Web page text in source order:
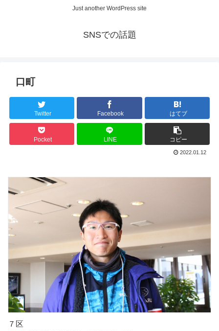
Just another WordPress site
SNSでの話題
口町
Twitter Facebook はてブ
Pocket LINE コピー
2022.01.12
７区